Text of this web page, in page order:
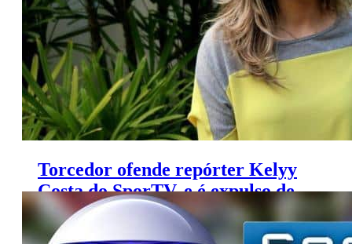
Torcedor ofende repórter Kelyy
Costa do SporTV, e é expulso de
estádio no RS